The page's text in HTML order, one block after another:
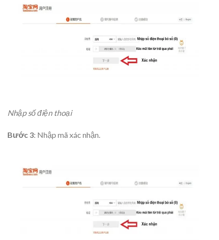
Nhập số điện thoại
Bước 3: Nhập mã xác nhận.